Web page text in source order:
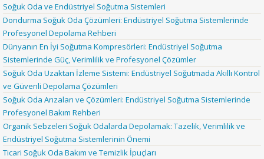
Soğuk Oda ve Endüstriyel Soğutma Sistemleri
Dondurma Soğuk Oda Çözümleri: Endüstriyel Soğutma Sistemlerinde
Profesyonel Depolama Rehberi
Dünyanın En İyi Soğutma Kompresörleri: Endüstriyel Soğutma
Sistemlerinde Güç, Verimlilik ve Profesyonel Çözümler
Soğuk Oda Uzaktan İzleme Sistemi: Endüstriyel Soğutmada Akıllı Kontrol
ve Güvenli Depolama Çözümleri
Soğuk Oda Arızaları ve Çözümleri: Endüstriyel Soğutma Sistemlerinde
Profesyonel Bakım Rehberi
Organik Sebzeleri Soğuk Odalarda Depolamak: Tazelik, Verimlilik ve
Endüstriyel Soğutma Sistemlerinin Önemi
Ticari Soğuk Oda Bakım ve Temizlik İpuçları